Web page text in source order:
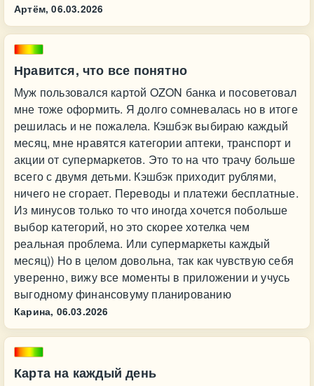
Артём, 06.03.2026
Нравится, что все понятно
Муж пользовался картой OZON банка и посоветовал
мне тоже оформить. Я долго сомневалась но в итоге
решилась и не пожалела. Кэшбэк выбираю каждый
месяц, мне нравятся категории аптеки, транспорт и
акции от супермаркетов. Это то на что трачу больше
всего с двумя детьми. Кэшбэк приходит рублями,
ничего не сгорает. Переводы и платежи бесплатные.
Из минусов только то что иногда хочется побольше
выбор категорий, но это скорее хотелка чем
реальная проблема. Или супермаркеты каждый
месяц)) Но в целом довольна, так как чувствую себя
уверенно, вижу все моменты в приложении и учусь
выгодному финансовуму планированию
Карина, 06.03.2026
Карта на каждый день